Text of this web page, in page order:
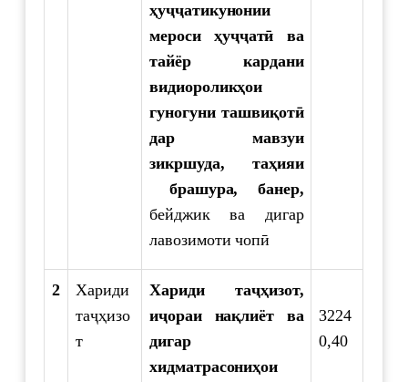
ҳуҷҷатикунонии
мероси ҳуҷҷатӣ ва
тайёр кардани
видиороликҳои
гуногуни ташвиқотӣ
дар мавзуи
зикршуда, таҳияи
брашура, банер,
бейджик ва дигар
лавозимоти чопӣ
2
Хариди
таҷҳизо
т
Хариди таҷҳизот,
иҷораи нақлиёт ва
дигар
хидматрасониҳои
3224
0,40